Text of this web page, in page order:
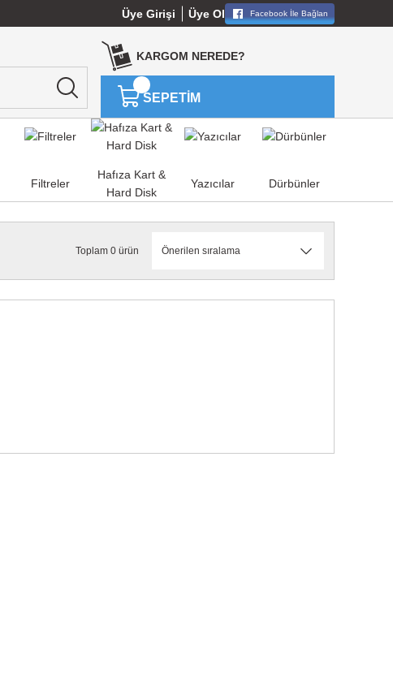
Üye Girişi Üye Ol Facebook İle Bağlan
KARGOM NEREDE?
SEPETİM
Filtreler
Hafıza Kart &
Hard Disk
Yazıcılar Dürbünler
Toplam 0 ürün